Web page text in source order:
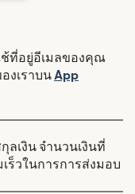
ที่อยู่อีเมลของคุณ
ต่างใหม่)
งเราบน App
ลเงิน จำนวนเงินที่
ร็วในการการส่งมอบ